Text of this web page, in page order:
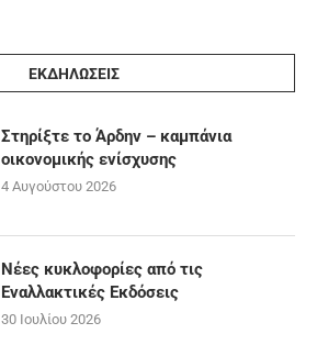
ΕΚΔΗΛΩΣΕΙΣ
Στηρίξτε το Άρδην – καμπάνια
οικονομικής ενίσχυσης
4 Αυγούστου 2026
Νέες κυκλοφορίες από τις
Εναλλακτικές Εκδόσεις
30 Ιουλίου 2026